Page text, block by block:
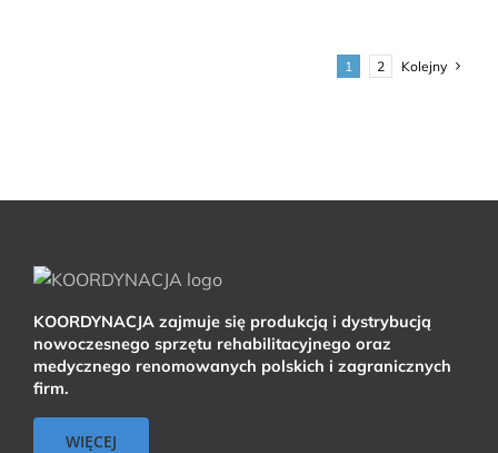
1 2 Kolejny
KOORDYNACJA zajmuje się produkcją i dystrybucją
nowoczesnego sprzętu rehabilitacyjnego oraz
medycznego renomowanych polskich i zagranicznych
firm.
WIĘCEJ